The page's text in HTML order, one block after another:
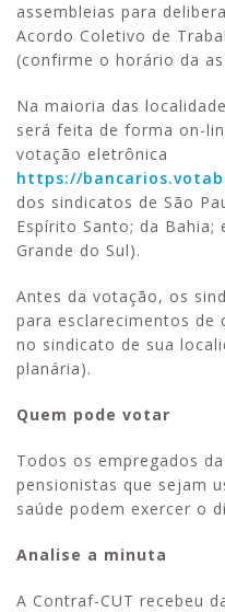
assembleias para
Acordo Coletivo de
(confirme o horário da
Na maioria das
será feita de forma on-
votação eletrônica
https://
dos sindicatos de São
Espírito Santo; da Bahia;
Grande do Sul).
Antes da votação, os
para esclarecimentos de
no sindicato de sua
planária).
Quem pode votar
Todos os empregados
pensionistas que sejam
saúde podem exercer o
Analise a minuta
A Contraf-CUT recebeu